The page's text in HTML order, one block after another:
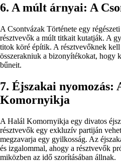
6. A múlt árnyai: A
A Csontvázak Története egy
résztvevők a múlt titkait kutatják. A
titok köré építik. A résztvevőknek
összerakniuk a bizonyítékokat, hogy
bűneit.
7. Éjszakai nyomozás:
Komornyikja
A Halál Komornyikja egy divatos
résztvevők egy exkluzív partiján
megzavarja egy gyilkosság. Az
és izgalommal, ahogy a résztvevők
miközben az idő szorításában állnak.